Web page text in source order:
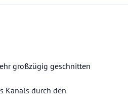
großzügig geschnitten
Kanals durch den